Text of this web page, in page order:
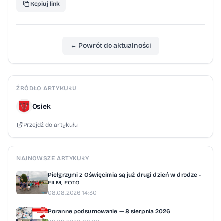
przyjmowane są pod numerami telefonów:
33 843 29 95 oraz 534 274 887. Powiatowy
Kopiuj link
← Powrót do aktualności
ŹRÓDŁO ARTYKUŁU
Osiek
Przejdź do artykułu
NAJNOWSZE ARTYKUŁY
Pielgrzymi z Oświęcimia są już drugi dzień w drodze -
FILM, FOTO
08.08.2026 14:30
Poranne podsumowanie — 8 sierpnia 2026